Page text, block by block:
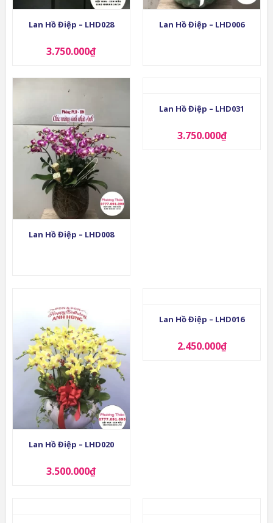
Lan Hồ Điệp – LHD028
3.750.000₫
Lan Hồ Điệp – LHD006
Lan Hồ Điệp – LHD008
Lan Hồ Điệp – LHD031
3.750.000₫
Lan Hồ Điệp – LHD020
3.500.000₫
Lan Hồ Điệp – LHD016
2.450.000₫